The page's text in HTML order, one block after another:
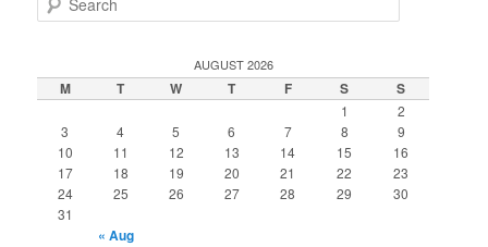
e
c
h
AUGUST 2026
M T W T F S S
1
2
3
4 5 6 7 8
9
10
11 12 13 14 15
16
17
18 19 20 21 22
23
24
25 26 27 28 29
30
31
« Aug